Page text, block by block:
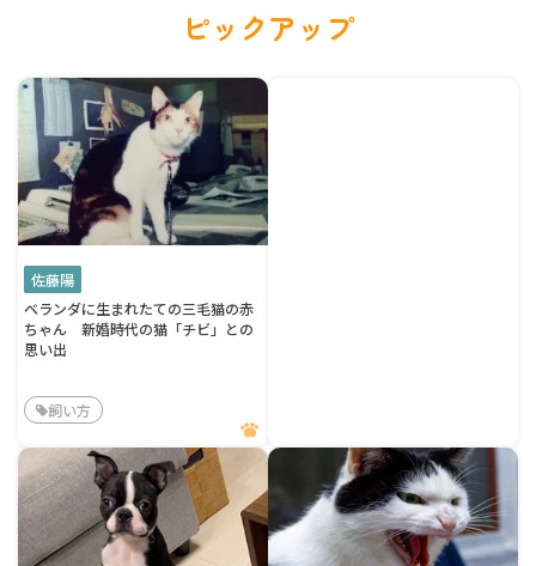
ピックアップ
佐藤陽
ベランダに生まれたての三毛猫の赤
ちゃん 新婚時代の猫「チビ」との
思い出
飼い方